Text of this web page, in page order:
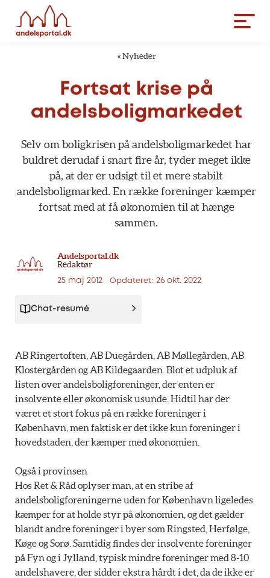
« Nyheder
Fortsat krise på
andelsboligmarkedet
Selv om boligkrisen på andelsboligmarkedet har
buldret derudaf i snart fire år, tyder meget ikke
på, at der er udsigt til et mere stabilt
andelsboligmarked. En række foreninger kæmper
fortsat med at få økonomien til at hænge
sammen.
Andelsportal.dk
Redaktør
25 maj 2012 Opdateret: 26 okt. 2022
Chat-resumé
AB Ringertoften, AB Duegården, AB Møllegården, AB
Klostergården og AB Kildegaarden. Blot et udpluk af
listen over andelsboligforeninger, der enten er
insolvente eller økonomisk usunde. Hidtil har der
været et stort fokus på en række foreninger i
København, men faktisk er det ikke kun foreninger i
hovedstaden, der kæmper med økonomien.
Også i provinsen
Hos Ret & Råd oplyser man, at en stribe af
andelsboligforeningerne uden for København ligeledes
kæmper for at holde styr på økonomien, og det gælder
blandt andre foreninger i byer som Ringsted, Herfølge,
Køge og Sorø. Samtidig findes der insolvente foreninger
på Fyn og i Jylland, typisk mindre foreninger med 8-10
andelshavere, der sidder ekstra hårdt i det, da de ikke er